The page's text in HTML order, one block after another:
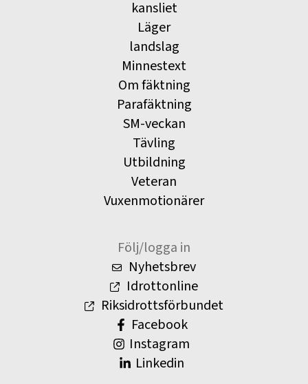
kansliet
Läger
landslag
Minnestext
Om fäktning
Parafäktning
SM-veckan
Tävling
Utbildning
Veteran
Vuxenmotionärer
Följ/logga in
Nyhetsbrev
Idrottonline
Riksidrottsförbundet
Facebook
Instagram
Linkedin